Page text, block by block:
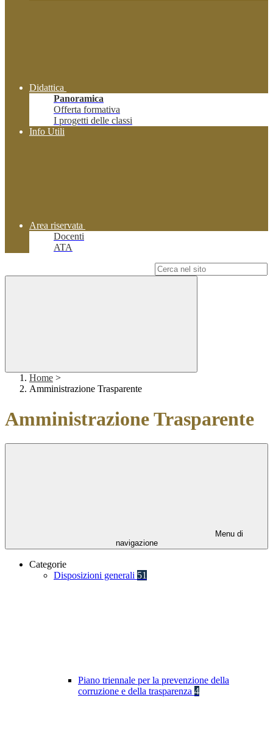
Didattica
Panoramica
Offerta formativa
I progetti delle classi
Info Utili
Area riservata
Docenti
ATA
Home >
Amministrazione Trasparente
Amministrazione Trasparente
Menu di
navigazione
Categorie
Disposizioni generali 51
Piano triennale per la prevenzione della
corruzione e della trasparenza 4